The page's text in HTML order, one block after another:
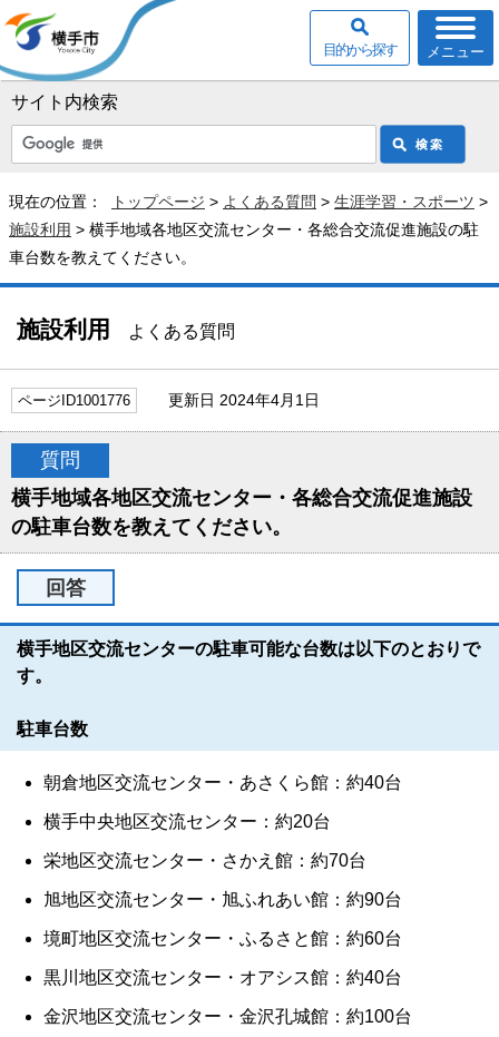
サイト内検索
メニュー
目的から探す
現在の位置： トップページ > よくある質問 > 生涯学習・スポーツ >
施設利用 > 横手地域各地区交流センター・各総合交流促進施設の駐
車台数を教えてください。
施設利用 よくある質問
ページID1001776 更新日 2024年4月1日
質問
横手地域各地区交流センター・各総合交流促進施設
の駐車台数を教えてください。
回答
横手地区交流センターの駐車可能な台数は以下のとおりで
す。
駐車台数
朝倉地区交流センター・あさくら館：約40台
横手中央地区交流センター：約20台
栄地区交流センター・さかえ館：約70台
旭地区交流センター・旭ふれあい館：約90台
境町地区交流センター・ふるさと館：約60台
黒川地区交流センター・オアシス館：約40台
金沢地区交流センター・金沢孔城館：約100台